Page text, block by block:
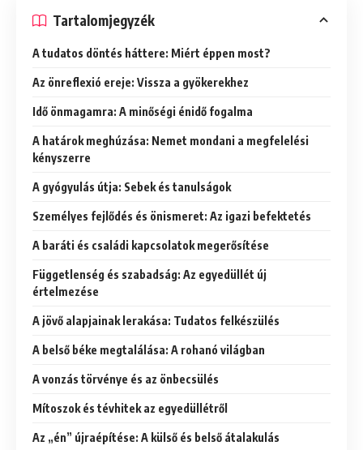
Tartalomjegyzék
A tudatos döntés háttere: Miért éppen most?
Az önreflexió ereje: Vissza a gyökerekhez
Idő önmagamra: A minőségi énidő fogalma
A határok meghúzása: Nemet mondani a megfelelési
kényszerre
A gyógyulás útja: Sebek és tanulságok
Személyes fejlődés és önismeret: Az igazi befektetés
A baráti és családi kapcsolatok megerősítése
Függetlenség és szabadság: Az egyedüllét új
értelmezése
A jövő alapjainak lerakása: Tudatos felkészülés
A belső béke megtalálása: A rohanó világban
A vonzás törvénye és az önbecsülés
Mítoszok és tévhitek az egyedüllétről
Az „én” újraépítése: A külső és belső átalakulás